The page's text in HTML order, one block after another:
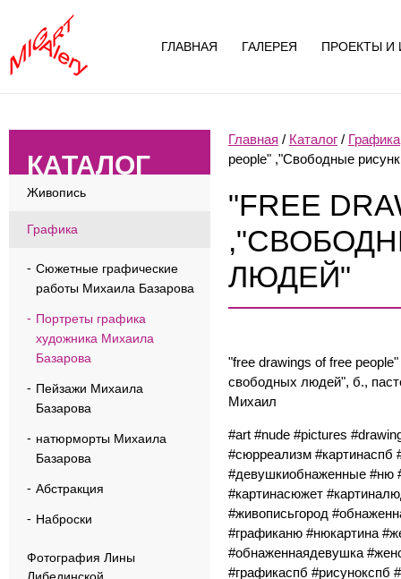
ГЛАВНАЯ ГАЛЕРЕЯ ПРОЕКТЫ И
КАТАЛОГ
Живопись
Графика
Сюжетные графические
работы Михаила Базарова
Портреты графика
художника Михаила
Базарова
Пейзажи Михаила
Базарова
натюрморты Михаила
Базарова
Абстракция
Наброски
Фотография Лины
Главная / Каталог / Графика
people" ,"Свободные
"FREE
ЛЮДЕЙ"
"free drawings of free
свободных людей", б.,
Михаил
#art #nude #pictures
#сюрреализм #картинаспб
#девушкиобнаженные #ню
#картинасюжет
#живописьгород
#графиканю #нюкартина
#обнаженнаядевушка
#графикаспб #рисунокспб